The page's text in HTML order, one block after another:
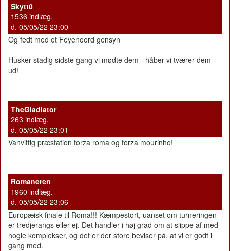
Skytt0
1536 indlæg.
d. 05/05/22 23:00
Og fedt med et Feyenoord gensyn
Husker stadig sidste gang vi mødte dem - håber vi tværer dem
ud!
TheGladiator
263 indlæg.
d. 05/05/22 23:01
Vanvittig præstation forza roma og forza mourinho!
Romaneren
1960 indlæg.
d. 05/05/22 23:06
Europæisk finale til Roma!!! Kæmpestort, uanset om turneringen
er tredjerangs eller ej. Det handler i høj grad om at slippe af med
nogle komplekser, og det er der store beviser på, at vi er godt i
gang med.